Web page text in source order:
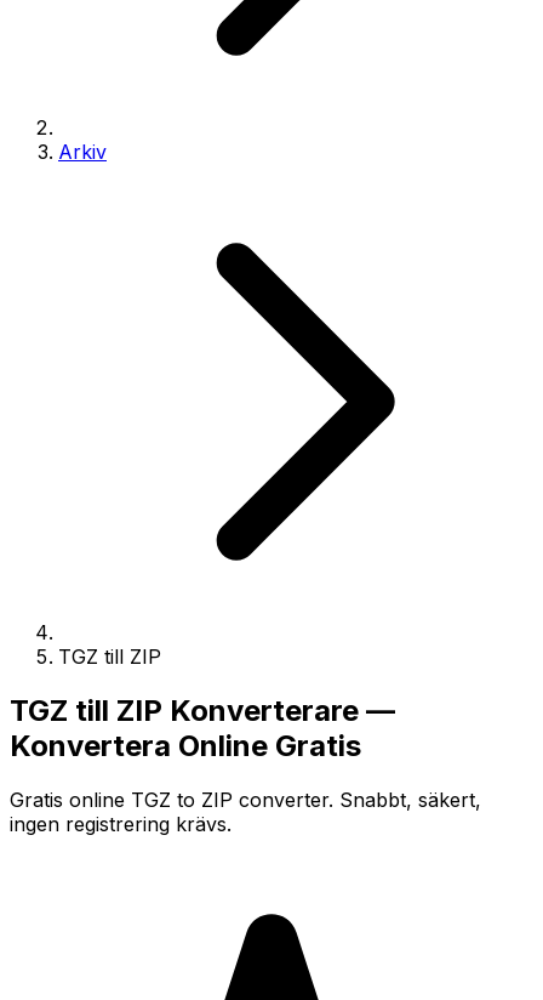
Arkiv
TGZ till ZIP
TGZ till ZIP Konverterare —
Konvertera Online Gratis
Gratis online TGZ to ZIP converter. Snabbt, säkert,
ingen registrering krävs.